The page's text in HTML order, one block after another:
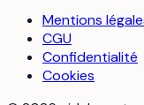
Mentions
CGU
Confidentialité
Cookies